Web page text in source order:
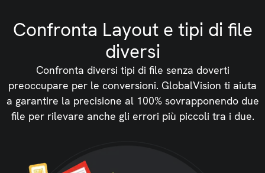
Confronta Layout e tipi di file
diversi
Confronta diversi tipi di file senza doverti
preoccupare per le conversioni. GlobalVision ti aiuta
a garantire la precisione al 100% sovrapponendo due
file per rilevare anche gli errori più piccoli tra i due.